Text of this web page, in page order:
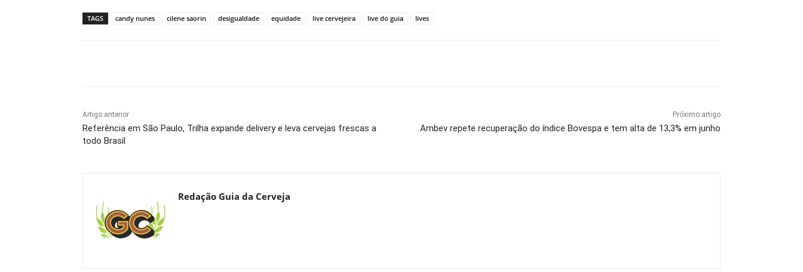
TAGS candy nunes cilene saorin desigualdade equidade live cervejeira live do guia lives
Artigo anterior
Referência em São Paulo, Trilha expande delivery e leva cervejas frescas a
todo Brasil
Próximo artigo
Ambev repete recuperação do índice Bovespa e tem alta de 13,3% em junho
Redação Guia da Cerveja